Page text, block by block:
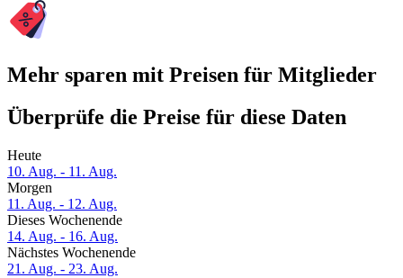
Mehr sparen mit Preisen für Mitglieder
Überprüfe die Preise für diese Daten
Heute
10. Aug. - 11. Aug.
Morgen
11. Aug. - 12. Aug.
Dieses Wochenende
14. Aug. - 16. Aug.
Nächstes Wochenende
21. Aug. - 23. Aug.